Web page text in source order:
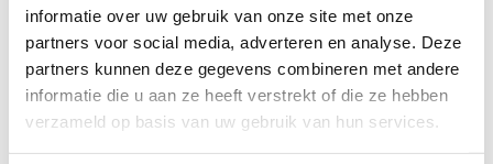
informatie over uw gebruik van onze site met onze
partners voor social media, adverteren en analyse. Deze
partners kunnen deze gegevens combineren met andere
informatie die u aan ze heeft verstrekt of die ze hebben
verzameld op basis van uw gebruik van hun services.
Verleng de levensduur van je
schoen: lopen is óók onderhoud
Een punt dat veel wandelaars onderschatten, is
de levensduur van hun schoenen. En die verschilt